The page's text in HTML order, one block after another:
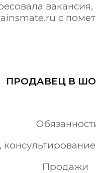
с
ПРОДАВЕЦ В
Продажи